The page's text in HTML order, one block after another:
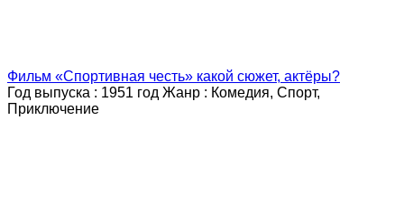
Фильм «Спортивная честь» какой сюжет, актёры?
Год выпуска : 1951 год Жанр : Комедия, Спорт,
Приключение